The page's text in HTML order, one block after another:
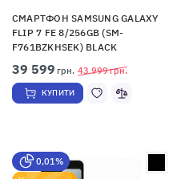
СМАРТФОН SAMSUNG GALAXY
FLIP 7 FE 8/256GB (SM-
F761BZKHSEK) BLACK
43 999грн.
39 599 грн.
КУПИТИ
0,01%